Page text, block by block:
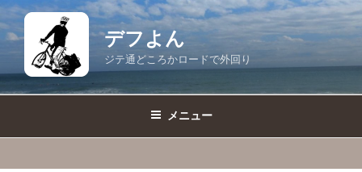
コ
ン
デフよん
ジテ通どころかロードで外回り
メニュー